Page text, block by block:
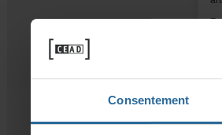
Consentement